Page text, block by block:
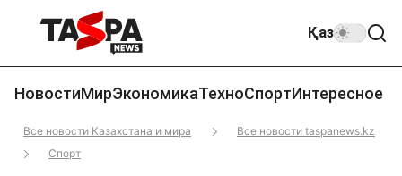
Қаз
НовостиМирЭкономикаТехноСпортИнтересное
Все новости Казахстана и мира
Все новости taspanews.kz
Спорт